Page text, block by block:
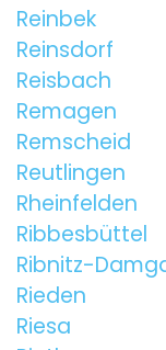
Reinbek
Reinsdorf
Reisbach
Remagen
Remscheid
Reutlingen
Rheinfelden
Ribbesbüttel
Ribnitz-
Rieden
Riesa